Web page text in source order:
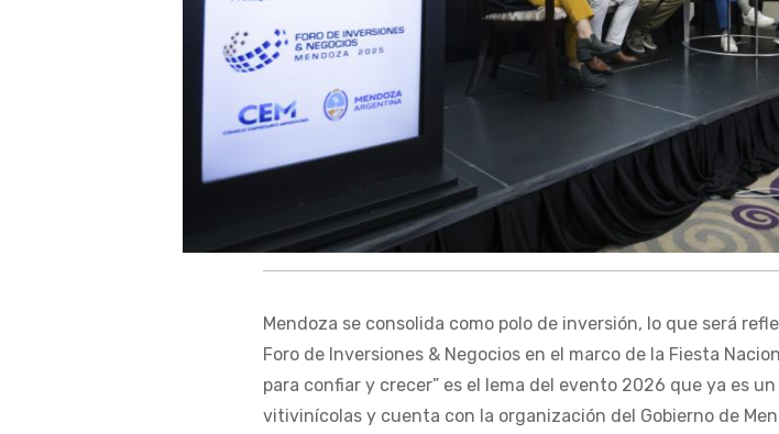
Mendoza se consolida como polo de inversión, lo que será
Foro de Inversiones & Negocios en el marco de la Fiesta
para confiar y crecer” es el lema del evento 2026 que ya es
vitivinícolas y cuenta con la organización del Gobierno de